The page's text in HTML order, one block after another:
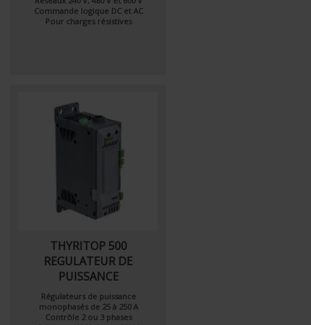
Commande logique DC et AC
Pour charges résistives
THYRITOP 500
REGULATEUR DE
PUISSANCE
Régulateurs de puissance
monophasés de 25 à 250 A
Contrôle 2 ou 3 phases